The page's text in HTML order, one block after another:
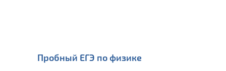
Пробный ЕГЭ по физике